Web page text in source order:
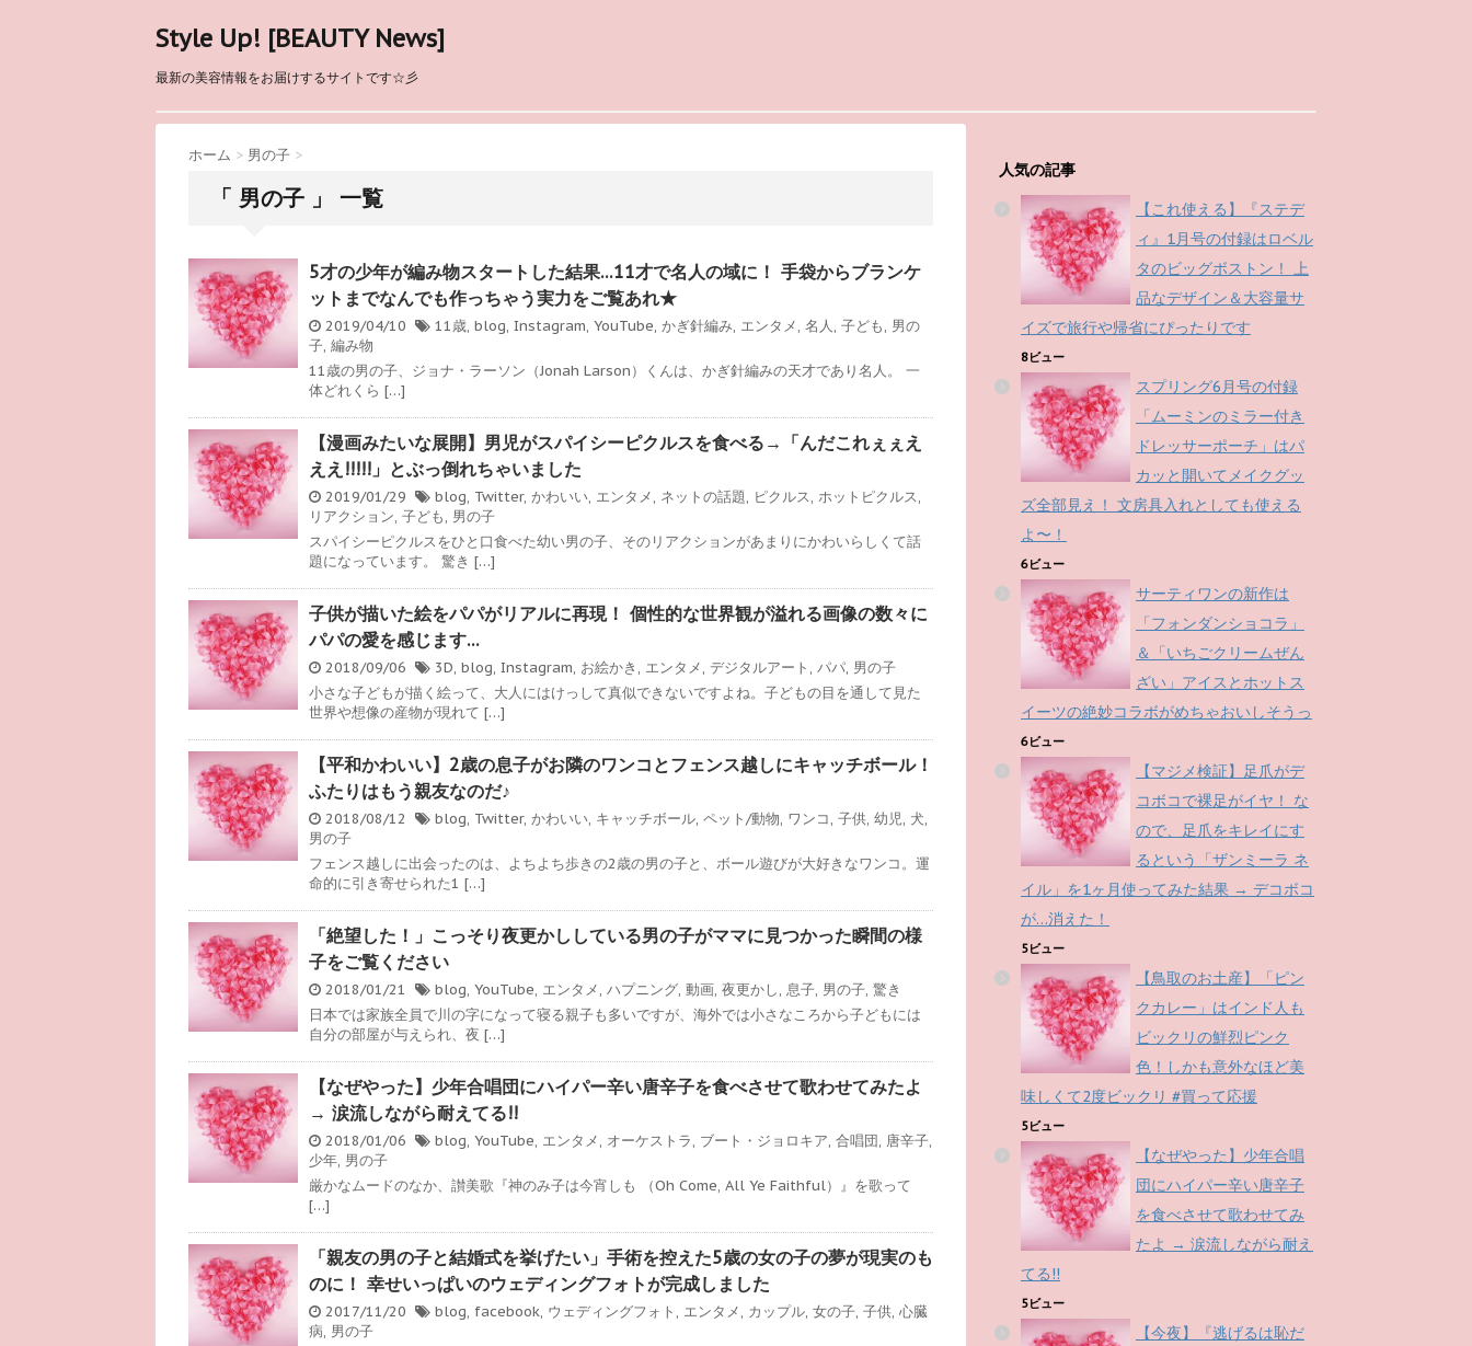
Style Up! [BEAUTY News]
最新の美容情報をお届けするサイトです☆彡
ホーム > 男の子 >
「 男の子 」 一覧
5才の少年が編み物スタートした結果…11才で名人の域に！ 手袋からブランケ
ットまでなんでも作っちゃう実力をご覧あれ★
2019/04/10 11歳, blog, Instagram, YouTube, かぎ針編み, エンタメ, 名人, 子ども, 男の
子, 編み物
11歳の男の子、ジョナ・ラーソン（Jonah Larson）くんは、かぎ針編みの天才であり名人。 一
体どれくら […]
【漫画みたいな展開】男児がスパイシーピクルスを食べる→「んだこれぇぇえ
ええ!!!!!」とぶっ倒れちゃいました
2019/01/29 blog, Twitter, かわいい, エンタメ, ネットの話題, ピクルス, ホットピクルス,
リアクション, 子ども, 男の子
スパイシーピクルスをひと口食べた幼い男の子、そのリアクションがあまりにかわいらしくて話
題になっています。 驚き […]
子供が描いた絵をパパがリアルに再現！ 個性的な世界観が溢れる画像の数々に
パパの愛を感じます…
2018/09/06 3D, blog, Instagram, お絵かき , エンタメ, デジタルアート , パパ, 男の子
小さな子どもが描く絵って、大人にはけっして真似できないですよね。子どもの目を通して見た
世界や想像の産物が現れて […]
【平和かわいい】2歳の息子がお隣のワンコとフェンス越しにキャッチボール！
ふたりはもう親友なのだ♪
2018/08/12 blog, Twitter, かわいい, キャッチボール, ペット/動物, ワンコ, 子供, 幼児, 犬,
男の子
フェンス越しに出会ったのは、よちよち歩きの2歳の男の子と、ボール遊びが大好きなワンコ。運
命的に引き寄せられた1 […]
「絶望した！」こっそり夜更かししている男の子がママに見つかった瞬間の様
子をご覧ください
2018/01/21 blog, YouTube, エンタメ, ハプニング, 動画, 夜更かし, 息子, 男の子, 驚き
日本では家族全員で川の字になって寝る親子も多いですが、海外では小さなころから子どもには
自分の部屋が与えられ、夜 […]
【なぜやった】少年合唱団にハイパー辛い唐辛子を食べさせて歌わせてみたよ
→ 涙流しながら耐えてる!!
2018/01/06 blog, YouTube, エンタメ, オーケストラ, ブート・ジョロキア, 合唱団, 唐辛子,
少年, 男の子
厳かなムードのなか、讃美歌『神のみ子は今宵しも （Oh Come, All Ye Faithful）』を歌って
[…]
「親友の男の子と結婚式を挙げたい」手術を控えた5歳の女の子の夢が現実のも
のに！ 幸せいっぱいのウェディングフォトが完成しました
2017/11/20 blog, facebook, ウェディングフォト , エンタメ, カップル, 女の子, 子供, 心臓
病, 男の子
人気の記事
【これ使える】『ステデ
ィ』1月号の付録はロベル
タのビッグボストン！ 上
品なデザイン＆大容量サ
イズで旅行や帰省にぴったりです
8ビュー
スプリング6月号の付録
「ムーミンのミラー付き
ドレッサーポーチ」はパ
カッと開いてメイクグッ
ズ全部見え！ 文房具入れとしても使える
よ〜！
6ビュー
サーティワンの新作は
「フォンダンショコラ」
＆「いちごクリームぜん
ざい」アイスとホットス
イーツの絶妙コラボがめちゃおいしそうっ
6ビュー
【マジメ検証】足爪がデ
コボコで裸足がイヤ！ な
ので、足爪をキレイにす
るという「ザンミーラ ネ
イル」を1ヶ月使ってみた結果 → デコボコ
が…消えた！
5ビュー
【鳥取のお土産】「ピン
クカレー」はインド人も
ビックリの鮮烈ピンク
色！しかも意外なほど美
味しくて2度ビックリ #買って応援
5ビュー
【なぜやった】少年合唱
団にハイパー辛い唐辛子
を食べさせて歌わせてみ
たよ → 涙流しながら耐え
てる!!
5ビュー
【今夜】『逃げるは恥だ